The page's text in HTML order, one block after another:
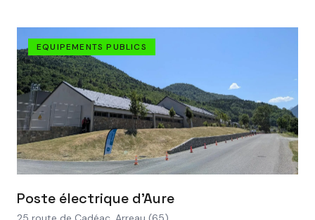
VOIR LE PROJET
EQUIPEMENTS PUBLICS
Poste électrique d'Aure